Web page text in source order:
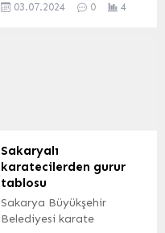
kapsamında eğitimlere
Tepeköy Mahallesinde
bulunan Kapalı Yüzme
Havuzunda
12 yaş arasındaki çocuklar
için haftada iki gün
03.07.2024 0 4
Sakaryalı
karatecilerden gurur
tablosu
Sakarya Büyükşehir
Belediyesi karate